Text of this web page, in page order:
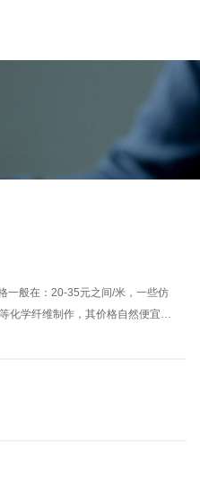
一般在：20-35元之间/米，一些仿
化学纤维制作，其价格自然便宜许